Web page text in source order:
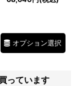
オプション選択
っています